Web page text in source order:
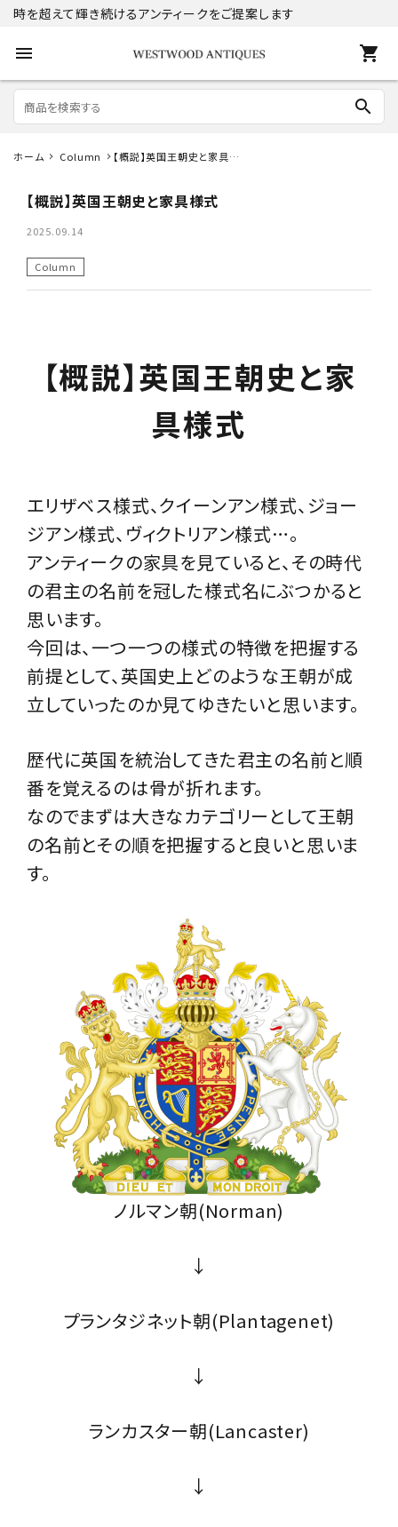
時を超えて輝き続けるアンティークをご提案します
menu shopping_cart
search
search
ACCOUNT MENU
コンテンツ
プライバシーポリシー
特定商取引法について
お問い合わせ
ホーム Column
【概説】英国王朝史と家具様
【概説】英国王朝史と家具様式
2025.09.14
Column
【概説】英国王朝史と家
具様式
エリザベス様式、クイーンアン様式、ジョー
ジアン様式、ヴィクトリアン様式…。
アンティークの家具を見ていると、その時代
の君主の名前を冠した様式名にぶつかると
思います。
今回は、一つ一つの様式の特徴を把握する
前提として、英国史上どのような王朝が成
立していったのか見てゆきたいと思います。
歴代に英国を統治してきた君主の名前と順
番を覚えるのは骨が折れます。
なのでまずは大きなカテゴリーとして王朝
の名前とその順を把握すると良いと思いま
す。
ノルマン朝(Norman)
↓
プランタジネット朝(Plantagenet)
↓
ランカスター朝(Lancaster)
↓